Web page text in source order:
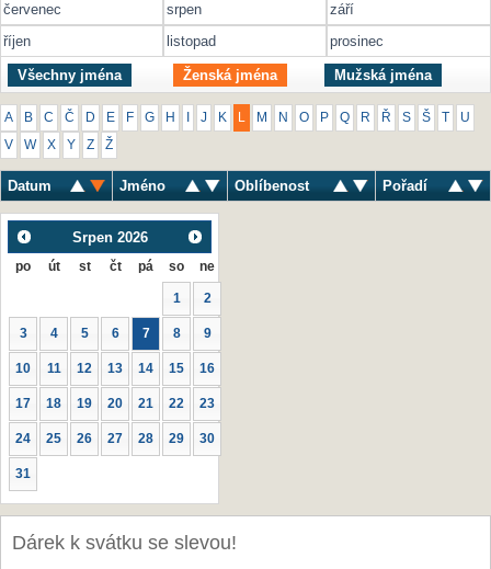
červenec
srpen
září
říjen
listopad prosinec
Všechny jména Ženská jména Mužská jména
A B C Č D E F G H J K M N O P Q R Ř S Š U
V W X Y Z Ž
Datum Jméno Oblíbenost Pořadí
Srpen 2026
po út st čt pá so ne
1 2
3 4 5 6 7 8 9
10 11 12 13 14 15 16
17 18 19 20 21 22 23
24 25 26 27 28 29 30
31
Dárek k svátku se slevou!